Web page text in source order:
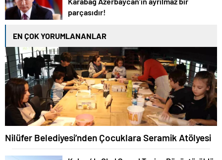
parçasıdır!
EN ÇOK YORUMLANANLAR
Nilüfer Belediyesi’nden Çocuklara Seramik Atölyesi